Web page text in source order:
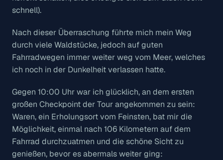
schnell).
Nach dieser Überraschung führte mich mein Weg
durch viele Waldstücke, jedoch auf guten
Fahrradwegen immer weiter weg vom Meer, welches
ich noch in der Dunkelheit verlassen hatte.
Gegen 10:00 Uhr war ich glücklich, an dem ersten
großen Checkpoint der Tour angekommen zu sein:
Waren, ein Erholungsort vom Feinsten, bat mir die
Möglichkeit, einmal nach 106 Kilometern auf dem
Fahrrad durchzuatmen und die schöne Sicht zu
genießen, bevor es abermals weiter ging: